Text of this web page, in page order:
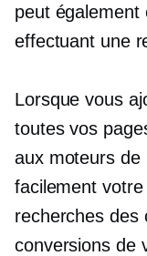
peut également
effectuant une
Lorsque vous
toutes vos
aux moteurs de
facilement
recherches des
conversions de